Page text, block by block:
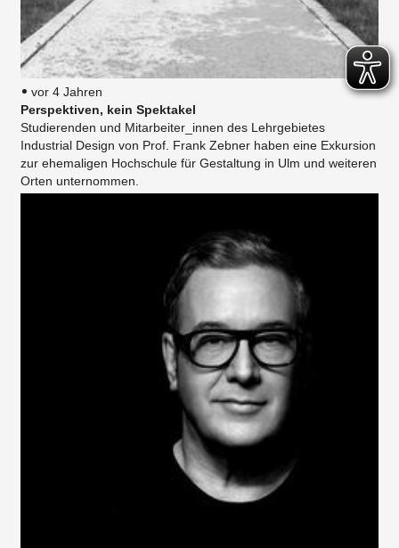
vor 4 Jahren
Perspektiven, kein Spektakel
Studierenden und Mitarbeiter_innen des Lehrgebietes
Industrial Design von Prof. Frank Zebner haben eine Exkursion
zur ehemaligen Hochschule für Gestaltung in Ulm und weiteren
Orten unternommen.